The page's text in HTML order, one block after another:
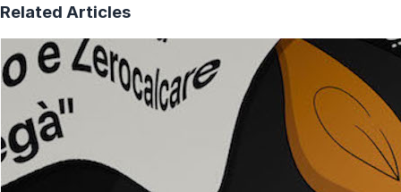
Related Articles